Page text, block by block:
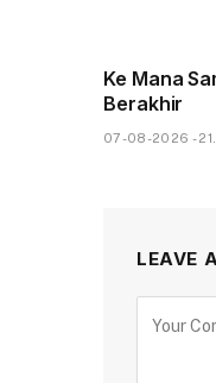
Ke Mana
Berakhir
07-08-2026 -
LEAVE